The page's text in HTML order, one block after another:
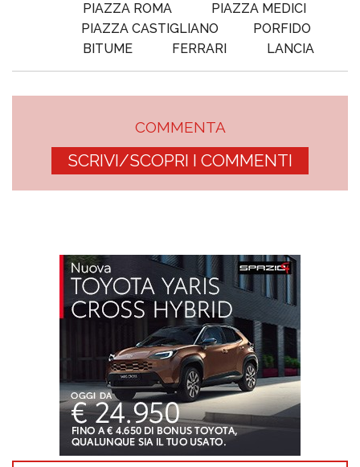
PIAZZA ROMA
PIAZZA MEDICI
PIAZZA CASTIGLIANO
PORFIDO
BITUME
FERRARI LANCIA
COMMENTA
SCRIVI/SCOPRI I COMMENTI